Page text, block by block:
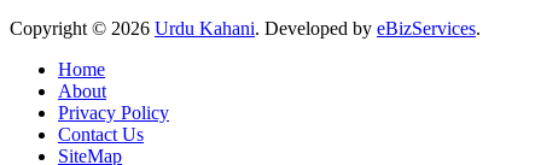
Copyright © 2026 Urdu Kahani. Developed by eBizServices.
Home
About
Privacy Policy
Contact Us
SiteMap